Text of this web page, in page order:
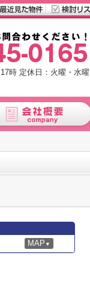
時 定休日：火曜・水曜
MAP ▼